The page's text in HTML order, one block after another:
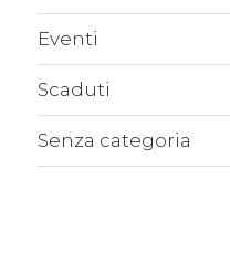
Eventi
Scaduti
Senza categoria